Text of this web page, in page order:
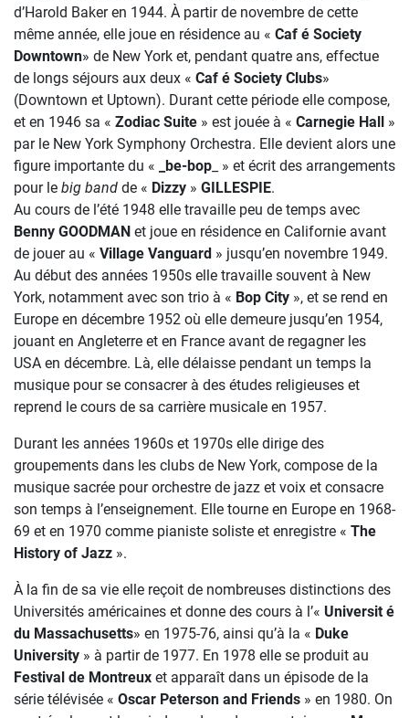
d’Harold Baker en 1944. À partir de novembre de cette
même année, elle joue en résidence au « Caf é Society
Downtown» de New York et, pendant quatre ans, effectue
de longs séjours aux deux « Caf é Society Clubs»
(Downtown et Uptown). Durant cette période elle compose,
et en 1946 sa « Zodiac Suite » est jouée à « Carnegie Hall »
par le New York Symphony Orchestra. Elle devient alors une
figure importante du «
_be-bop _ » et écrit des arrangements
pour le big band de « Dizzy » GILLESPIE.
Au cours de l’été 1948 elle travaille peu de temps avec
Benny GOODMAN et joue en résidence en Californie avant
de jouer au « Village Vanguard » jusqu’en novembre 1949.
Au début des années 1950s elle travaille souvent à New
York, notamment avec son trio à « Bop City », et se rend en
Europe en décembre 1952 où elle demeure jusqu’en 1954,
jouant en Angleterre et en France avant de regagner les
USA en décembre. Là, elle délaisse pendant un temps la
musique pour se consacrer à des études religieuses et
reprend le cours de sa carrière musicale en 1957.
Durant les années 1960s et 1970s elle dirige des
groupements dans les clubs de New York, compose de la
musique sacrée pour orchestre de jazz et voix et consacre
son temps à l’enseignement. Elle tourne en Europe en 1968-
69 et en 1970 comme pianiste soliste et enregistre « The
History of Jazz ».
À la fin de sa vie elle reçoit de nombreuses distinctions des
Universités américaines et donne des cours à l’« Universit é
du Massachusetts» en 1975-76, ainsi qu’à la « Duke
University » à partir de 1977. En 1978 elle se produit au
Festival de Montreux et apparaît dans un épisode de la
série télévisée « Oscar Peterson and Friends » en 1980. On